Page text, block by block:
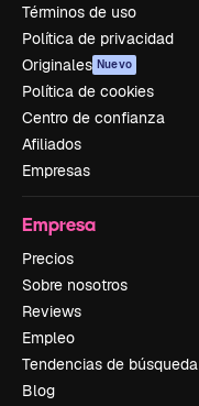
Términos de uso
Política de privacidad
Originales Nuevo
Política de cookies
Centro de confianza
Afiliados
Empresas
Empresa
Precios
Sobre nosotros
Reviews
Empleo
Tendencias de búsqueda
Blog